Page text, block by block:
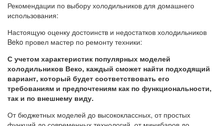
Рекомендации по выбору холодильников для домашнего
использования:
Настоящую оценку достоинств и недостатков холодильников
Beko провел мастер по ремонту техники:
С учетом характеристик популярных моделей
холодильников Веко, каждый сможет найти подходящий
вариант, который будет соответствовать его
требованиям и предпочтениям как по функциональности,
так и по внешнему виду.
От бюджетных моделей до высококлассных, от простых